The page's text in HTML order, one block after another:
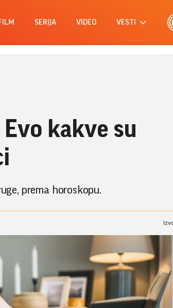
SERIJA VIDEO VESTI
Evo kakve su
prema horoskopu.